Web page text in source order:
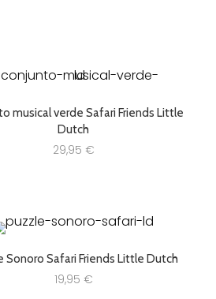
musical verde Safari Friends Little
Dutch
29,95 €
Sonoro Safari Friends Little Dutch
19,95 €